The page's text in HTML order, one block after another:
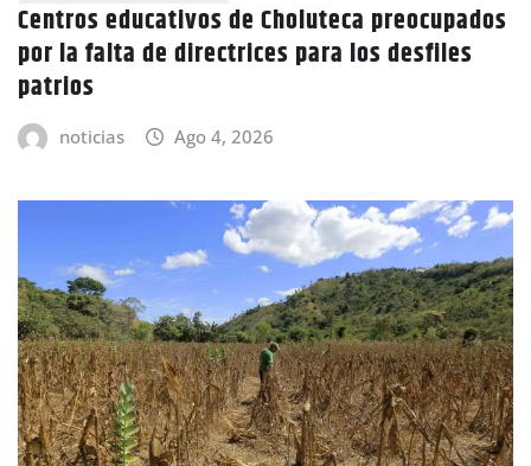
Centros educativos de Choluteca preocupados
por la falta de directrices para los desfiles
patrios
noticias Ago 4, 2026